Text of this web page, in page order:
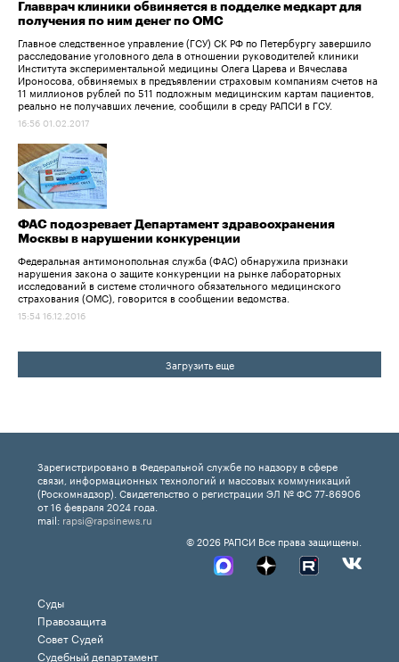
Главврач клиники обвиняется в подделке медкарт для
получения по ним денег по ОМС
Главное следственное управление (ГСУ) СК РФ по Петербургу завершило
расследование уголовного дела в отношении руководителей клиники
Института экспериментальной медицины Олега Царева и Вячеслава
Ироносова, обвиняемых в предъявлении страховым компаниям счетов на
11 миллионов рублей по 511 подложным медицинским картам пациентов,
реально не получавших лечение, сообщили в среду РАПСИ в ГСУ.
16:56 01.02.2017
ФАС подозревает Департамент здравоохранения
Москвы в нарушении конкуренции
Федеральная антимонопольная служба (ФАС) обнаружила признаки
нарушения закона о защите конкуренции на рынке лабораторных
исследований в системе столичного обязательного медицинского
страхования (ОМС), говорится в сообщении ведомства.
15:54 16.12.2016
Загрузить еще
Зарегистрировано в Федеральной службе по надзору в сфере
связи, информационных технологий и массовых коммуникаций
(Роскомнадзор). Свидетельство о регистрации ЭЛ № ФС 77-86906
от 16 февраля 2024 года.
mail: rapsi@rapsinews.ru
© 2026 РАПСИ Все права защищены.
Суды
Правозащита
Совет Судей
Судебный департамент